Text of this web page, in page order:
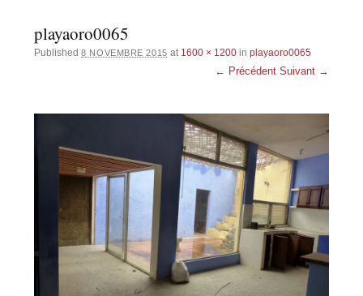
playaoro0065
Published8 NOVEMBRE 2015 at 1600 × 1200in playaoro0065
← Précédent Suivant →